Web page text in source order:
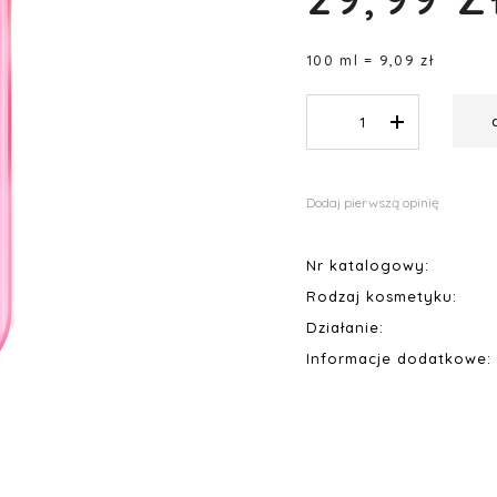
100 ml = 9,09 zł
Dodaj pierwszą opinię
Nr katalogowy:
Rodzaj kosmetyku:
Działanie:
Informacje dodatkowe: